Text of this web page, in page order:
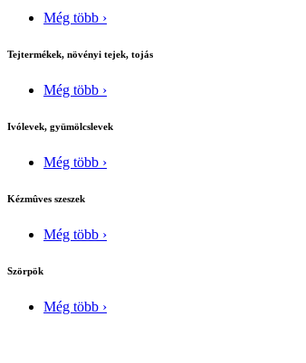
Még több ›
Tejtermékek, növényi tejek, tojás
Még több ›
Ivólevek, gyümölcslevek
Még több ›
Kézmûves szeszek
Még több ›
Szörpök
Még több ›